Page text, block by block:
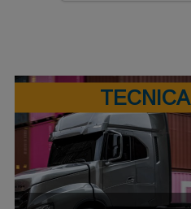
TECNICA